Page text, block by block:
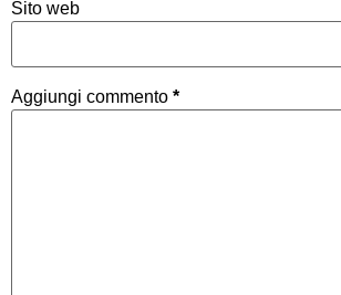
Sito web
Aggiungi commento *